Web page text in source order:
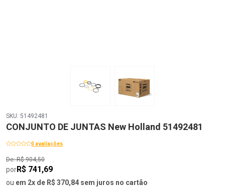
SKU: 51492481
CONJUNTO DE JUNTAS New Holland 51492481
0 avaliações
De: R$ 904,50
porR$ 741,69
ou em 2x de R$ 370,84 sem juros no cartão